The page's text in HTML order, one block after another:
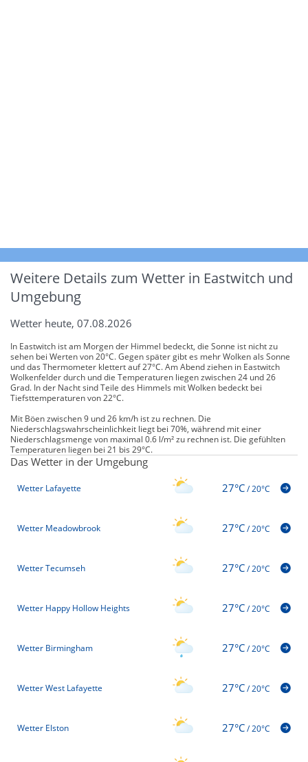
Weitere Details zum Wetter in Eastwitch und
Umgebung
Wetter heute, 07.08.2026
In Eastwitch ist am Morgen der Himmel bedeckt, die Sonne ist nicht zu
sehen bei Werten von 20°C. Gegen später gibt es mehr Wolken als Sonne
und das Thermometer klettert auf 27°C. Am Abend ziehen in Eastwitch
Wolkenfelder durch und die Temperaturen liegen zwischen 24 und 26
Grad. In der Nacht sind Teile des Himmels mit Wolken bedeckt bei
Tiefsttemperaturen von 22°C.
Mit Böen zwischen 9 und 26 km/h ist zu rechnen. Die
Niederschlagswahrscheinlichkeit liegt bei 70%, während mit einer
Niederschlagsmenge von maximal 0.6 l/m² zu rechnen ist. Die gefühlten
Temperaturen liegen bei 21 bis 29°C.
Das Wetter in der Umgebung
Wetter Lafayette 27°C/20°C
Wetter Meadowbrook 27°C/20°C
Wetter Tecumseh 27°C/20°C
Wetter Happy Hollow Heights 27°C/20°C
Wetter Birmingham 27°C/20°C
Wetter West Lafayette 27°C/20°C
Wetter Elston 27°C/20°C